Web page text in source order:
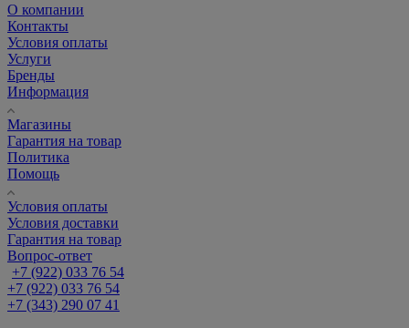
О компании
Контакты
Условия оплаты
Услуги
Бренды
Информация
Магазины
Гарантия на товар
Политика
Помощь
Условия оплаты
Условия доставки
Гарантия на товар
Вопрос-ответ
+7 (922) 033 76 54
+7 (922) 033 76 54
+7 (343) 290 07 41